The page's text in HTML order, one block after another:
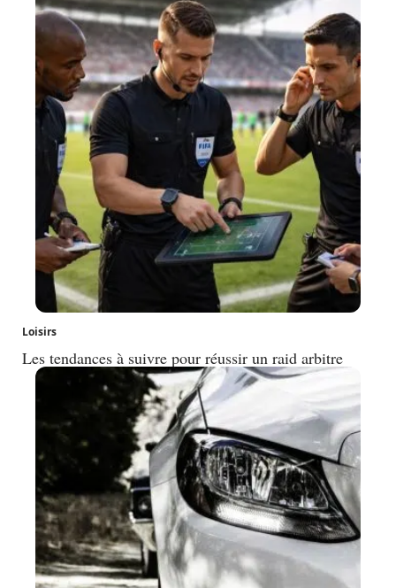
Loisirs
Les tendances à suivre pour réussir un raid arbitre